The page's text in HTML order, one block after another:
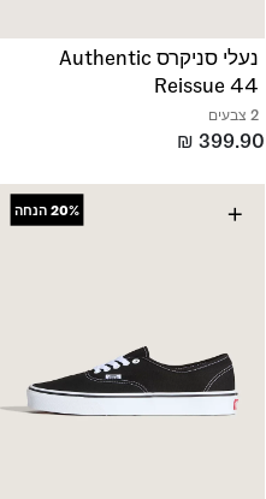
נעלי סניקרס Authentic
Reissue 44
2 צבעים
₪ 399.90
+
20% הנחה